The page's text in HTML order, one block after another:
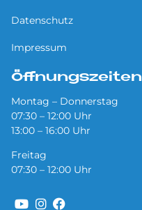
Datenschutz
Impressum
Öffnungszeiten
Montag – Donnerstag
07:30 – 12:00 Uhr
13:00 – 16:00 Uhr
Freitag
07:30 – 12:00 Uhr